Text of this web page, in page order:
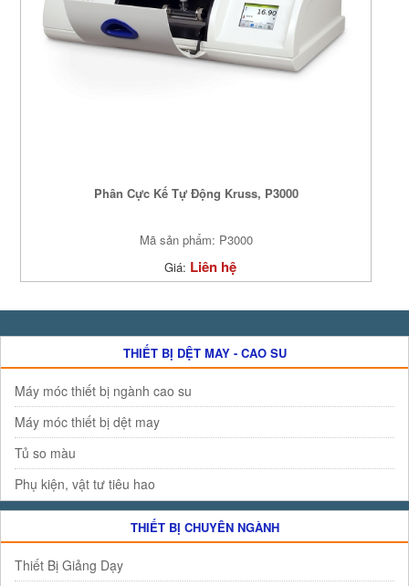
Phân Cực Kế Tự Động Kruss, P3000
Mã sản phẩm: P3000
Giá: Liên hệ
THIẾT BỊ DỆT MAY - CAO SU
Máy móc thiết bị ngành cao su
Máy móc thiết bị dệt may
Tủ so màu
Phụ kiện, vật tư tiêu hao
THIẾT BỊ CHUYÊN NGÀNH
Thiết Bị Giảng Dạy